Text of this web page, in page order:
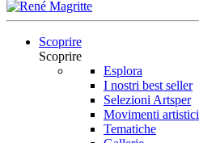
Scoprire
Scoprire
Esplora
I nostri best seller
Selezioni Artsper
Movimenti artistici
Tematiche